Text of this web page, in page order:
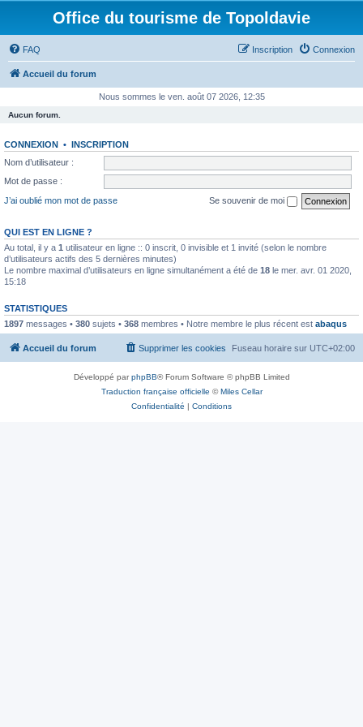
Office du tourisme de Topoldavie
FAQ Connexion
Inscription
Accueil du forum
Nous sommes le ven. août 07 2026, 12:35
Aucun forum.
CONNEXION • INSCRIPTION
Nom d’utilisateur :
Mot de passe :
J’ai oublié mon mot de passe
Se souvenir de moi
QUI EST EN LIGNE ?
Au total, il y a 1 utilisateur en ligne :: 0 inscrit, 0 invisible et 1 invité (selon le nombre
d’utilisateurs actifs des 5 dernières minutes)
Le nombre maximal d’utilisateurs en ligne simultanément a été de 18 le mer. avr. 01 2020,
15:18
STATISTIQUES
1897 messages • 380 sujets • 368 membres • Notre membre le plus récent est abaqus
Accueil du forum Fuseau horaire sur UTC+02:00
Supprimer les cookies
Développé parphpBB® Forum Software © phpBB Limited
Traduction française officielle ©Miles Cellar
Confidentialité | Conditions